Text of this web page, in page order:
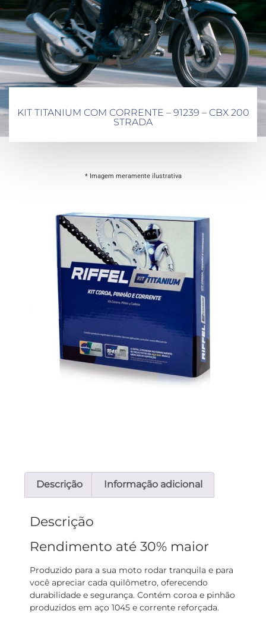
KIT TITANIUM COM CORRENTE – 91239 – CBX 200
STRADA
Descrição Informação adicional
Descrição
Rendimento até 30% maior
Produzido para a sua moto rodar tranquila e para
você apreciar cada quilômetro, oferecendo
durabilidade e segurança. Contém coroa e pinhão
produzidos em aço 1045 e corrente reforçada.
* Imagem meramente ilustrativa